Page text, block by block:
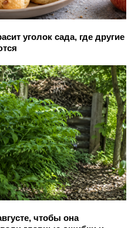
уголок сада, где другие
чтобы она